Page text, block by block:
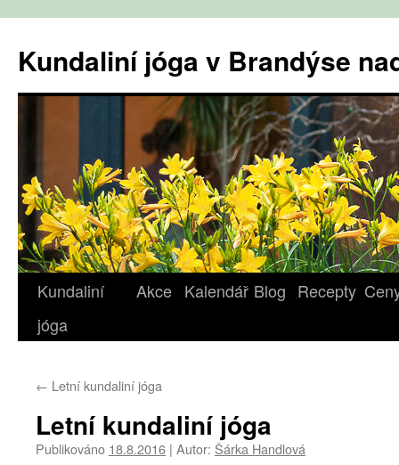
obsahu
webu
Kundaliní jóga v Brandýse
Kundaliní
jóga
Akce Kalendář Blog Recepty
← Letní kundaliní jóga
Letní kundaliní jóga
Publikováno 18.8.2016 | Autor: Šárka Handlová